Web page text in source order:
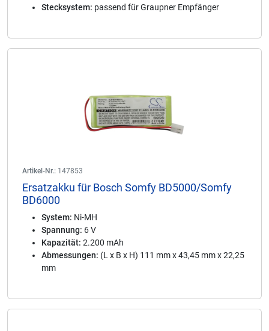
Stecksystem: passend für Graupner Empfänger
Artikel-Nr.: 147853
Ersatzakku für Bosch Somfy BD5000/Somfy
BD6000
System: Ni-MH
Spannung: 6 V
Kapazität: 2.200 mAh
Abmessungen: (L x B x H) 111 mm x 43,45 mm x 22,25
mm